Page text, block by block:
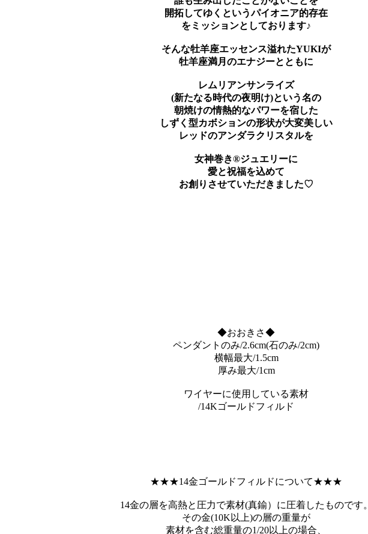
開拓してゆくというパイオニア的存在
をミッションとしております♪
そんな牡羊座エッセンス溢れたYUKIが
牡羊座満月のエナジーとともに
レムリアンサンライズ
(新たなる時代の夜明け)という名の
朝焼けの情熱的なパワーを宿した
しずく型カボションの形状が大変美しい
レッドのアンダラクリスタルを
女神巻き®ジュエリーに
愛と祝福を込めて
お創りさせていただきました♡
◆おおきさ◆
ペンダントのみ/2.6cm(石のみ/2cm)
横幅最大/1.5cm
厚み最大/1cm
ワイヤーに使用している素材
/14Kゴールドフィルド
★★★14金ゴールドフィルドについて★★★
14金の層を高熱と圧力で素材(真鍮）に圧着したものです。
その金(10K以上)の層の重量が
素材を含む総重量の1/20以上の場合、